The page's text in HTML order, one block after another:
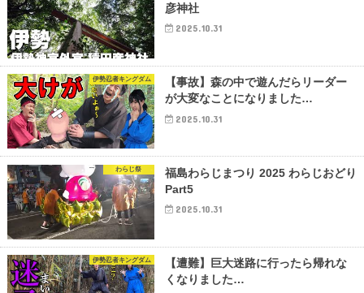
彦神社
2025.10.31
伊勢忍者キングダム
【事故】森の中で遊んだらリーダー
が大変なことになりました…
2025.10.31
わらじ祭
福島わらじまつり 2025 わらじおどり
Part5
2025.10.31
伊勢忍者キングダム
【遭難】巨大迷路に行ったら帰れな
くなりました…